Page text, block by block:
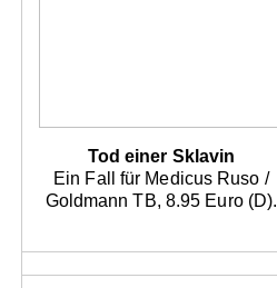
Tod einer Sklavin
Ein Fall für Medicus Ruso /
Goldmann TB, 8.95 Euro (D).